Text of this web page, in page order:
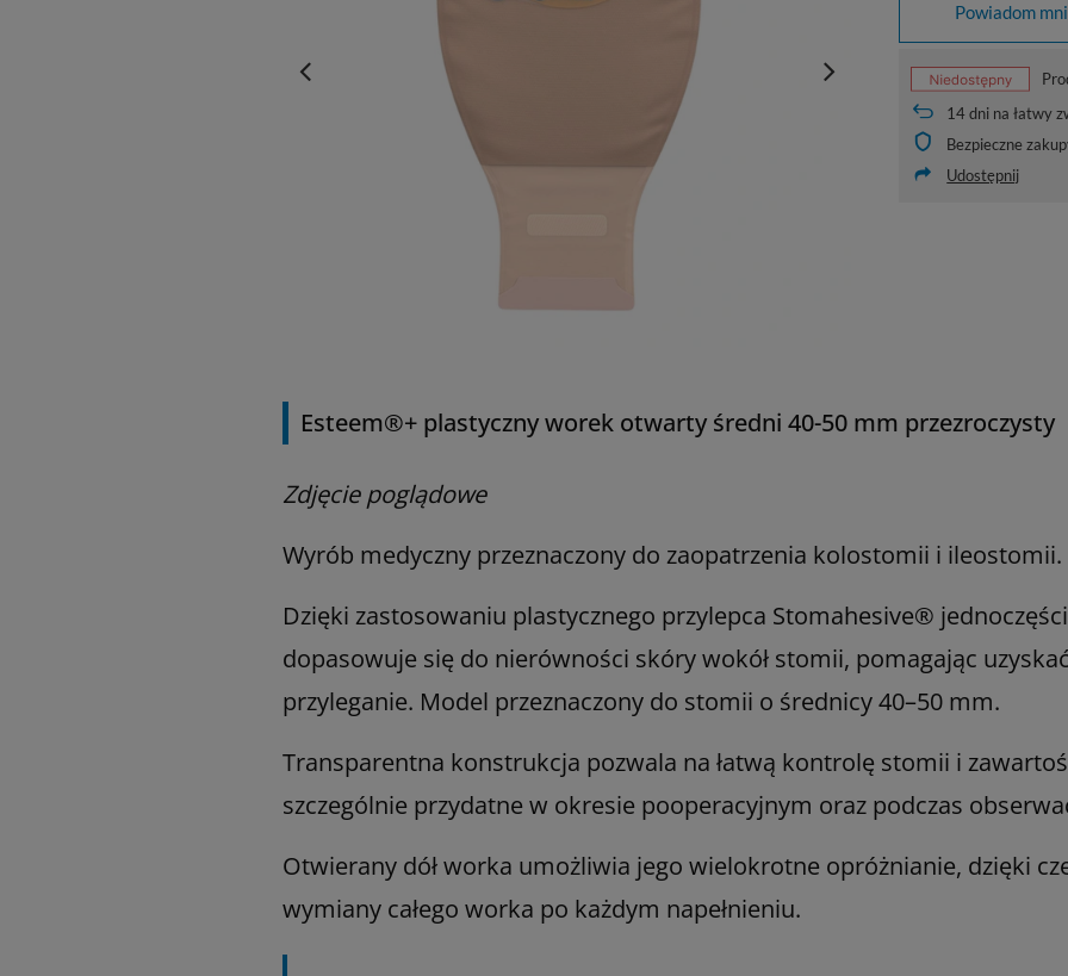
Powiadom
14dni na łatwy
Bezpieczne
Udostępnij
Esteem®+ plastyczny worek otwarty średni 40-50 mm przezroczysty
Zdjęcie poglądowe
Wyrób medyczny przeznaczony do zaopatrzenia kolostomii i ileostomii.
Dzięki zastosowaniu plastycznego przylepca Stomahesive®
dopasowuje się do nierówności skóry wokół stomii, pomagając
przyleganie. Model przeznaczony do stomii o średnicy 40–50 mm.
Transparentna konstrukcja pozwala na łatwą kontrolę stomii i
szczególnie przydatne w okresie pooperacyjnym oraz podczas
Otwierany dół worka umożliwia jego wielokrotne opróżnianie, dzięki
wymiany całego worka po każdym napełnieniu.